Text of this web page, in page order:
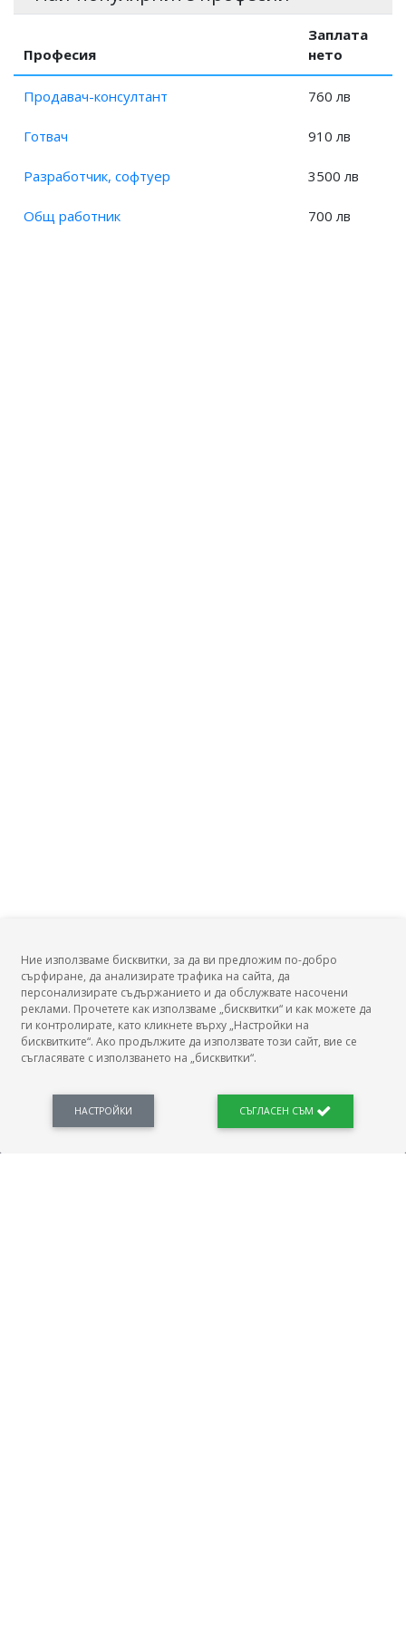
Професия
Заплата
нето
Продавач-консултант 760 лв
Готвач 910 лв
Разработчик, софтуер 3500 лв
Общ работник 700 лв
БГ Заплати
Новини, законови нормативи, кариерно ориентиране. Списък на всички
професии и трудови характеристики. Минимален облагаем доход. Калкулатор
Ние използваме бисквитки, за да ви предложим по-добро
сърфиране, да анализирате трафика на сайта, да
персонализирате съдържанието и да обслужвате насочени
реклами. Прочетете как използваме „бисквитки“ и как можете да
ги контролирате, като кликнете върху „Настройки на
бисквитките“. Ако продължите да използвате този сайт, вие се
съгласявате с използването на „бисквитки“.
НАСТРОЙКИ СЪГЛАСЕН СЪМ